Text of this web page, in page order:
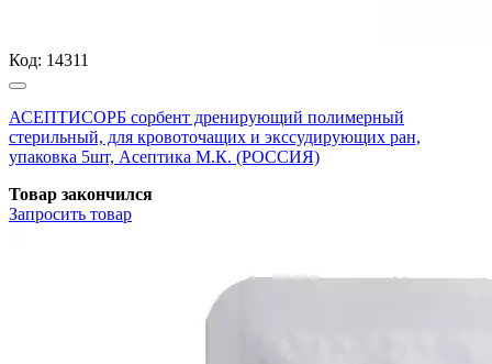
Код: 14311
АСЕПТИСОРБ сорбент дренирующий полимерный
стерильный, для кровоточащих и экссудирующих ран,
упаковка 5шт, Асептика М.К. (РОССИЯ)
Товар закончился
Запросить товар